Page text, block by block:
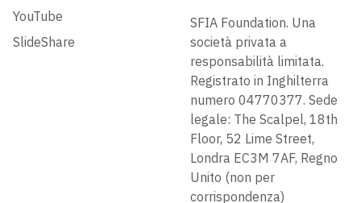
YouTube
SlideShare
SFIA Foundation. Una
società privata a
responsabilità limitata.
Registrato in Inghilterra
numero 04770377. Sede
legale: The Scalpel, 18th
Floor, 52 Lime Street,
Londra EC3M 7AF, Regno
Unito (non per
corrispondenza)